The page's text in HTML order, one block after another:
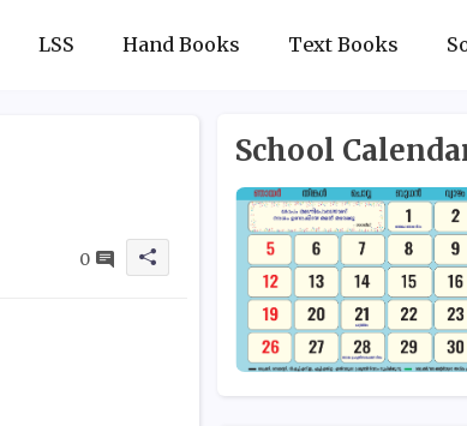
LSS Hand Books Text Books
0
School